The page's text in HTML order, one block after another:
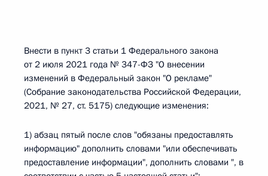
Внести в пункт 3 статьи 1 Федерального закона
от 2 июля 2021 года № 347-ФЗ "О внесении
изменений в Федеральный закон "О рекламе"
(Собрание законодательства Российской Федерации,
2021, № 27, ст. 5175) следующие изменения:
1) абзац пятый после слов "обязаны предоставлять
информацию" дополнить словами "или обеспечивать
предоставление информации", дополнить словами ", в